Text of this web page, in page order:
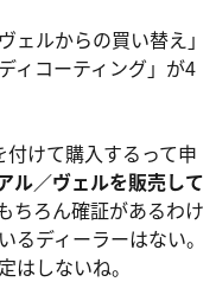
ルからの買い替え」
ィコーティング」が4
けて購入するって申
ル／ヴェルを販売して
ちろん確証があるわけ
ディーラーはない。
はしないね。